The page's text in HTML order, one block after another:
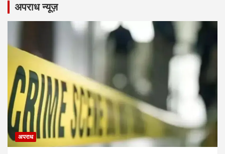
अपराध न्यूज़
अपराध